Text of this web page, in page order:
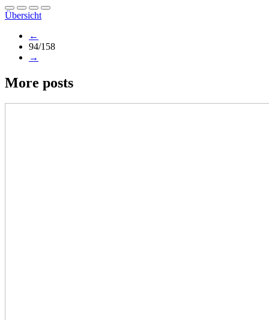
Übersicht
←
94/158
→
More posts